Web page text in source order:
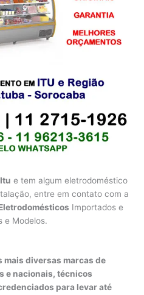
e tem algum eletrodoméstico
entre em contato com a
Importados e
e Modelos.
mais diversas marcas de
e nacionais, técnicos
para levar até